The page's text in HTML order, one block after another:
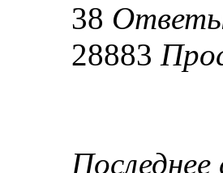
38
28883